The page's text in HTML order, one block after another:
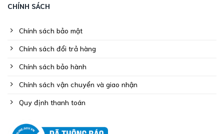
CHÍNH SÁCH
Chính sách bảo mật
Chính sách đổi trả hàng
Chính sách bảo hành
Chính sách vận chuyển và giao nhận
Quy định thanh toán